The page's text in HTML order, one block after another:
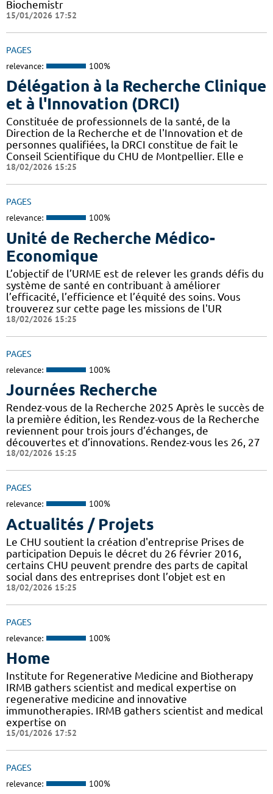
Biochemistr
15/01/2026 17:52
PAGES
relevance: 100%
Délégation à la Recherche Clinique
et à l'Innovation (DRCI)
Constituée de professionnels de la santé, de la
Direction de la Recherche et de l'Innovation et de
personnes qualifiées, la DRCI constitue de fait le
Conseil Scientifique du CHU de Montpellier. Elle e
18/02/2026 15:25
PAGES
relevance: 100%
Unité de Recherche Médico-
Economique
L’objectif de l’URME est de relever les grands défis du
système de santé en contribuant à améliorer
l’efficacité, l’efficience et l’équité des soins. Vous
trouverez sur cette page les missions de l'UR
18/02/2026 15:25
PAGES
relevance: 100%
Journées Recherche
Rendez-vous de la Recherche 2025 Après le succès de
la première édition, les Rendez-vous de la Recherche
reviennent pour trois jours d’échanges, de
découvertes et d’innovations. Rendez-vous les 26, 27
18/02/2026 15:25
PAGES
relevance: 100%
Actualités / Projets
Le CHU soutient la création d'entreprise Prises de
participation Depuis le décret du 26 février 2016,
certains CHU peuvent prendre des parts de capital
social dans des entreprises dont l’objet est en
18/02/2026 15:25
PAGES
relevance: 100%
Home
Institute for Regenerative Medicine and Biotherapy
IRMB gathers scientist and medical expertise on
regenerative medicine and innovative
immunotherapies. IRMB gathers scientist and medical
expertise on
15/01/2026 17:52
PAGES
relevance: 100%